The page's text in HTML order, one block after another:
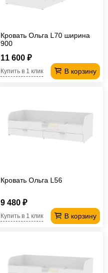
Кровать Ольга L70 ширина
900
11 600 ₽
В корзину
Купить в 1 клик
Кровать Ольга L56
9 480 ₽
В корзину
Купить в 1 клик